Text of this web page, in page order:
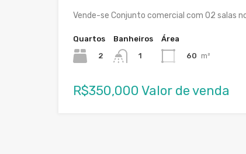
Vende-se Conjunto comercial com 02 salas
Quartos
2
Banheiros
1
Área
60 m²
R$350,000 Valor de venda